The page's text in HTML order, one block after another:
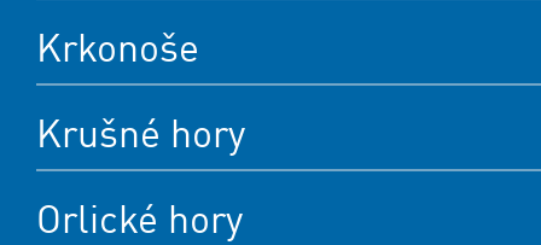
Krkonoše
Krušné hory
Orlické hory